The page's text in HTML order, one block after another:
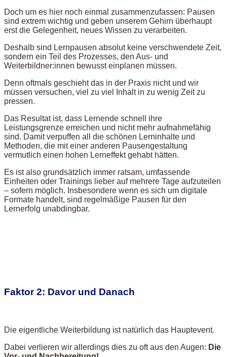
Doch um es hier noch einmal zusammenzufassen: Pausen
sind extrem wichtig und geben unserem Gehirn überhaupt
erst die Gelegenheit, neues Wissen zu verarbeiten.
Deshalb sind Lernpausen absolut keine verschwendete Zeit,
sondern ein Teil des Prozesses, den Aus- und
Weiterbildner:innen bewusst einplanen müssen.
Denn oftmals geschieht das in der Praxis nicht und wir
müssen versuchen, viel zu viel Inhalt in zu wenig Zeit zu
pressen.
Das Resultat ist, dass Lernende schnell ihre
Leistungsgrenze erreichen und nicht mehr aufnahmefähig
sind. Damit verpuffen all die schönen Lerninhalte und
Methoden, die mit einer anderen Pausengestaltung
vermutlich einen hohen Lerneffekt gehabt hätten.
Es ist also grundsätzlich immer ratsam, umfassende
Einheiten oder Trainings lieber auf mehrere Tage aufzuteilen
– sofern möglich. Insbesondere wenn es sich um digitale
Formate handelt, sind regelmäßige Pausen für den
Lernerfolg unabdingbar.
Faktor 2: Davor und Danach
Die eigentliche Weiterbildung ist natürlich das Hauptevent.
Dabei verlieren wir allerdings dies zu oft aus den Augen: Die